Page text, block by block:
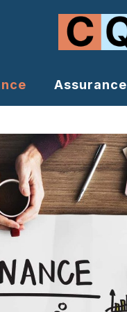
Assurance